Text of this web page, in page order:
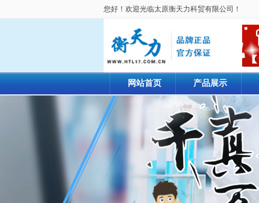
您好！欢迎光临太原衡天力科贸有限公司！
网站首页 产品展示